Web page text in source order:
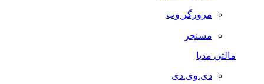
مرورگر وب
مسنجر
مالتی مدیا
دی.وی.دی